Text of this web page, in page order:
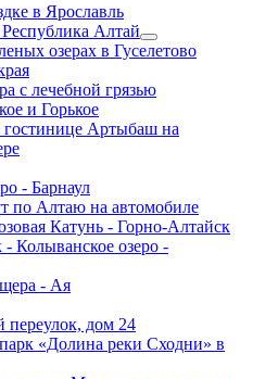
в Ярославль
Алтай
озерах в Гуселетово
с лечебной грязью
и Горькое
Артыбаш на
- Барнаул
по Алтаю на автомобиле
Катунь - Горно-Алтайск
- Колыванское озеро -
- Ая
переулок, дом 24
«Долина реки Сходни» в